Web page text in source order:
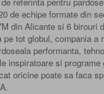
de echipe formate din
din Alicante si 6 birouri
pe tot globul, compania a
performanta,
inspiratoare si programe
oricine poate sa faca